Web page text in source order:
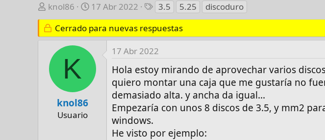
A
u
t
o
knol86
F
e
c
h
d
e
i
17 Abr 2022
E
t
i
q
u
e
t
a
s
3.5 5.25
discoduro
Cerrado para nuevas respuestas
K
knol86
Usuario
17 Abr 2022
Hola estoy mirando de aprovechar varios
quiero montar una caja que me gustaría no
demasiado alta. y ancha da igual...
Empezaría con unos 8 discos de 3.5, y mm2
windows.
He visto por ejemplo: